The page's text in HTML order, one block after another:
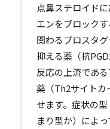
点鼻ステロイド
エンをブロック
関わるプロスタ
抑える薬（抗
反応の上流であ
薬（Th2サイトカ
せます。症状の
まり型か）によ